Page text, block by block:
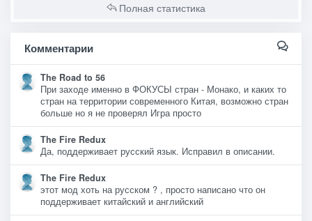
Полная статистика
Комментарии
The Road to 56
При заходе именно в ФОКУСЫ стран - Монако, и каких то
стран на территории современного Китая, возможно стран
больше но я не проверял Игра просто
The Fire Redux
Да, поддерживает русский язык. Исправил в описании.
The Fire Redux
этот мод хоть на русском ? , просто написано что он
поддерживает китайский и английский